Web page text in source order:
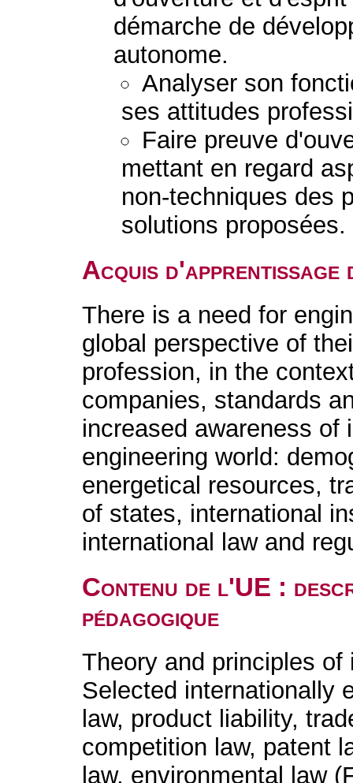
démarche de
autonome.
Analyser son
ses attitudes
Faire preuve
mettant en regard
non-techniques des
solutions proposées.
Acquis d'apprentissage
There is a need for
global perspective of
profession, in the
companies, standards
increased awareness of
engineering world:
energetical resources,
of states, international
international law and
Contenu de l'UE :
pédagogique
Theory and principles
Selected internationally
law, product liability,
competition law, patent
law, environmental law